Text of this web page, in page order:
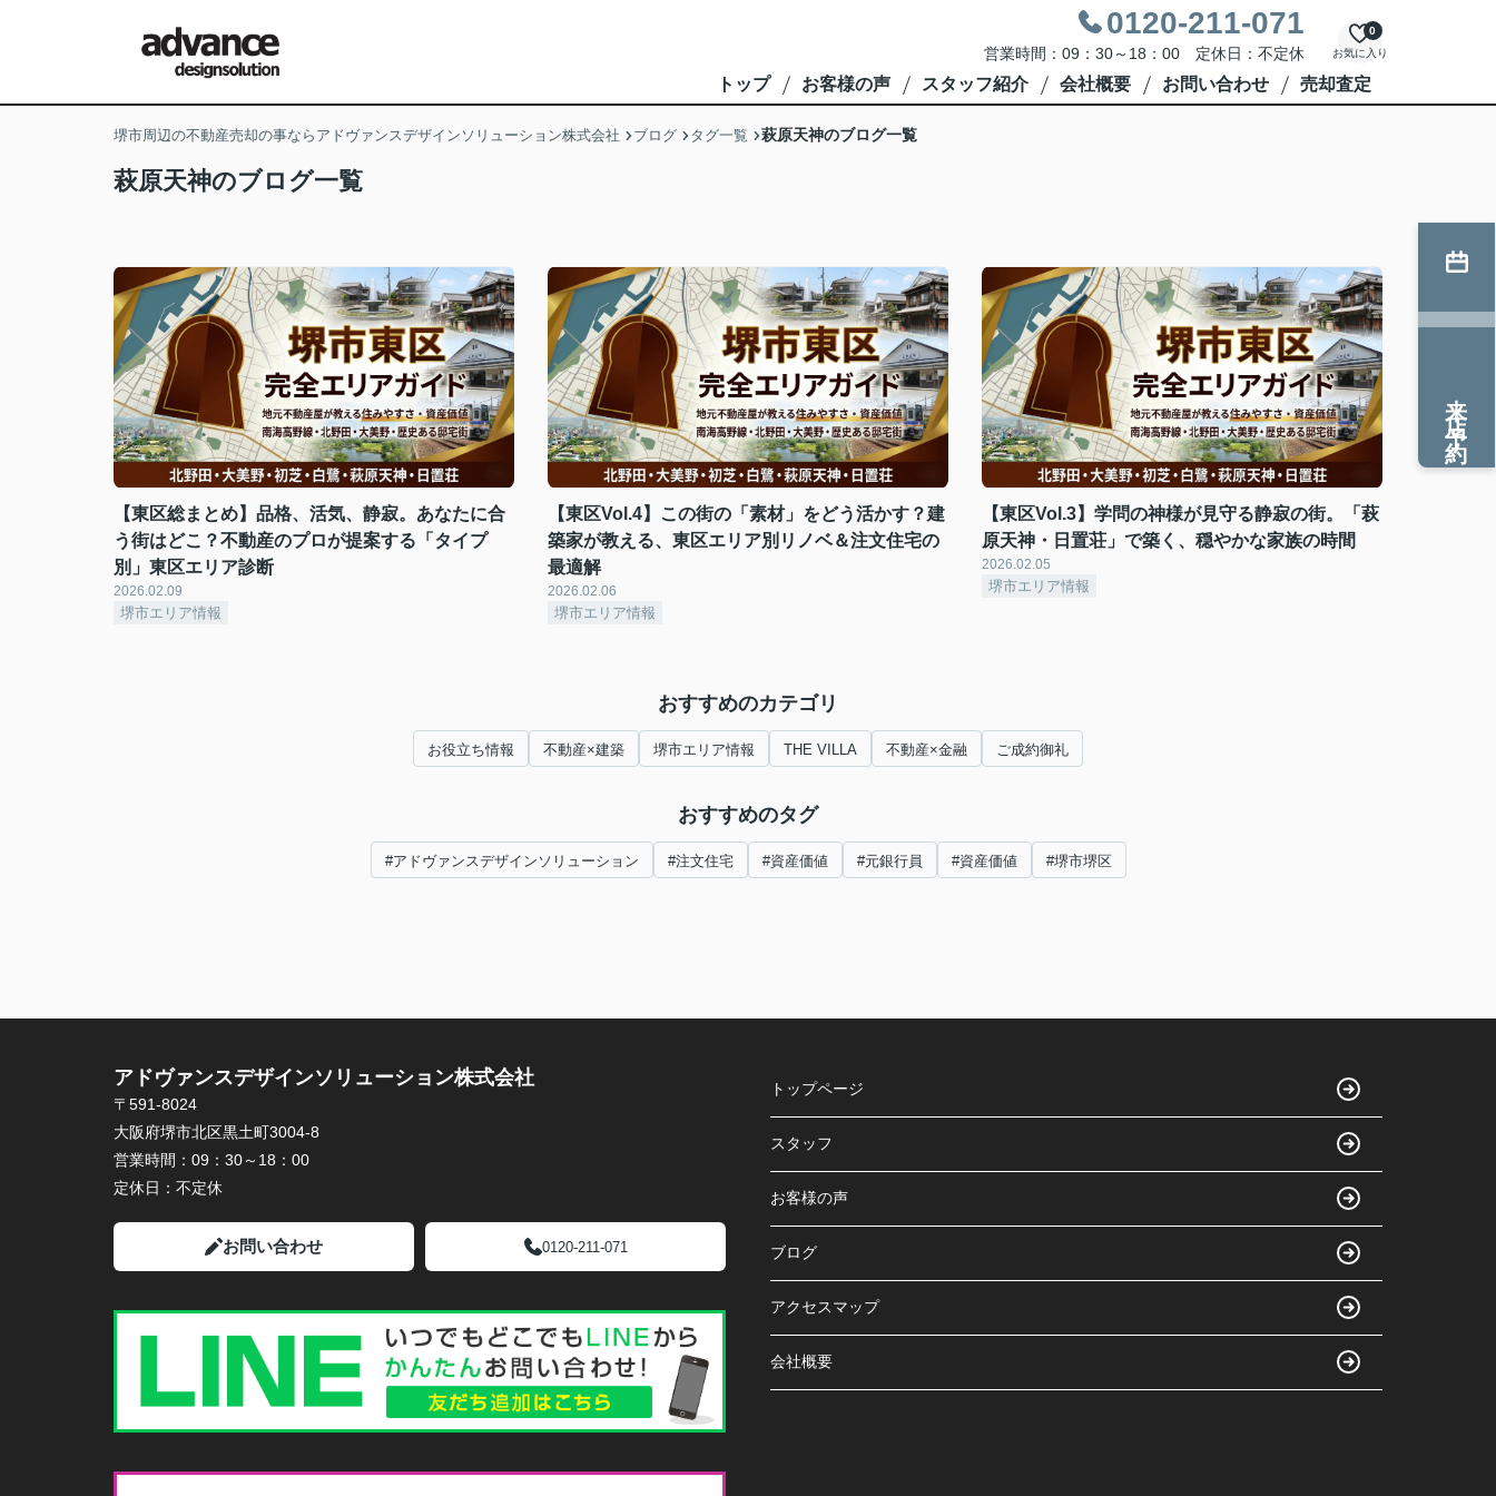
0120-211-071
営業時間：09：30～18：00 定休日：不定休 お気に入り
0
トップ お客様の声 スタッフ紹介 会社概要 お問い合わせ 売却査定
堺市周辺の不動産売却の事ならアドヴァンスデザインソリューション株式会社 ブログ タグ一覧 萩原天神のブログ一覧
萩原天神のブログ一覧
【東区総まとめ】品格、活気、静寂。あなたに合
う街はどこ？不動産のプロが提案する「タイプ
別」東区エリア診断
2026.02.09
堺市エリア情報
【東区Vol.4】この街の「素材」をどう活かす？建
築家が教える、東区エリア別リノベ＆注文住宅の
最適解
2026.02.06
堺市エリア情報
【東区Vol.3】学問の神様が見守る静寂の街。「萩
原天神・日置荘」で築く、穏やかな家族の時間
2026.02.05
堺市エリア情報
おすすめのカテゴリ
お役立ち情報 不動産×建築 堺市エリア情報 THE VILLA 不動産×金融 ご成約御礼
おすすめのタグ
#アドヴァンスデザインソリューション #注文住宅 #資産価値 #元銀行員 #資産価値 #堺市堺区
来店予約
アドヴァンスデザインソリューション株式会社
〒591-8024
大阪府堺市北区黒土町3004-8
営業時間： 09：30～18：00
定休日： 不定休
お問い合わせ 0120-211-071
トップページ
スタッフ
お客様の声
ブログ
アクセスマップ
会社概要